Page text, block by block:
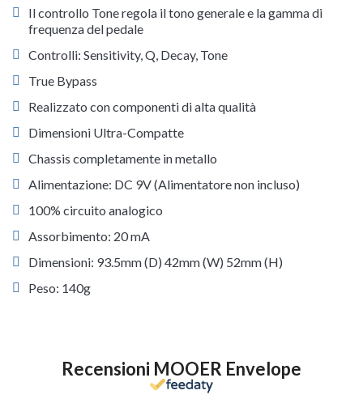
Il controllo Tone regola il tono generale e la gamma di
frequenza del pedale
Controlli: Sensitivity, Q, Decay, Tone
True Bypass
Realizzato con componenti di alta qualità
Dimensioni Ultra-Compatte
Chassis completamente in metallo
Alimentazione: DC 9V (Alimentatore non incluso)
100% circuito analogico
Assorbimento: 20 mA
Dimensioni: 93.5mm (D) 42mm (W) 52mm (H)
Peso: 140g
Recensioni MOOER Envelope